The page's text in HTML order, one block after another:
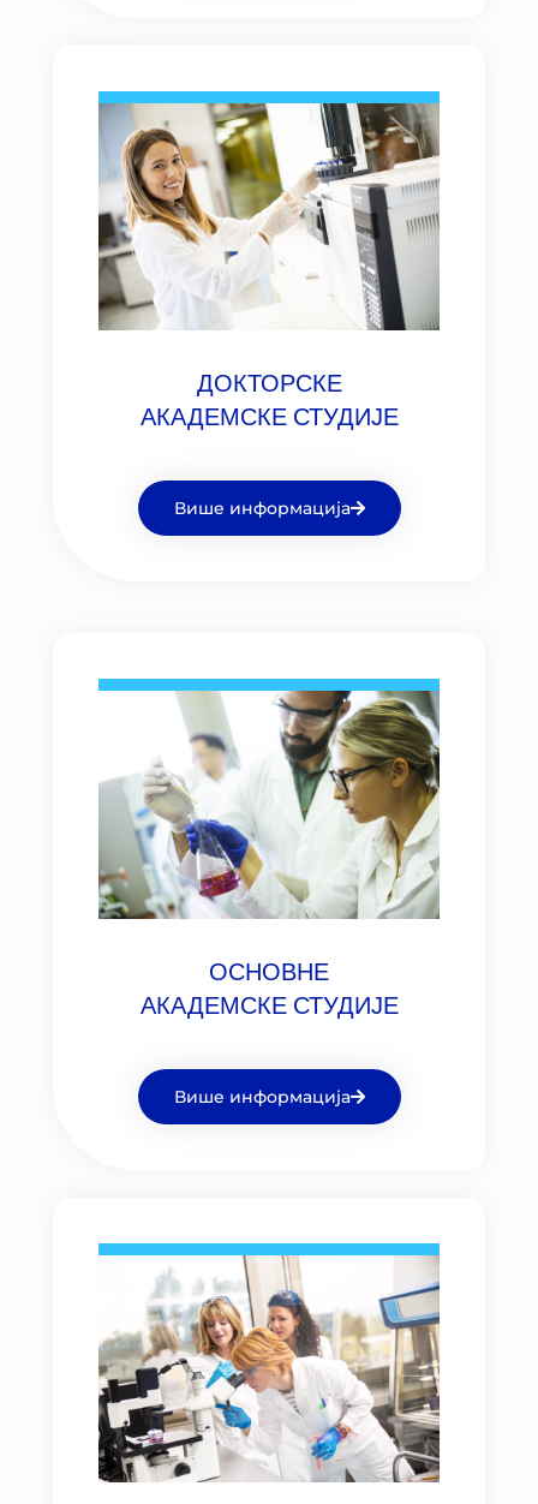
ОСНОВНЕ
АКАДЕМСКЕ СТУДИЈЕ
Више информација
ДОКТОРСКЕ
АКАДЕМСКЕ СТУДИЈЕ
Више информација